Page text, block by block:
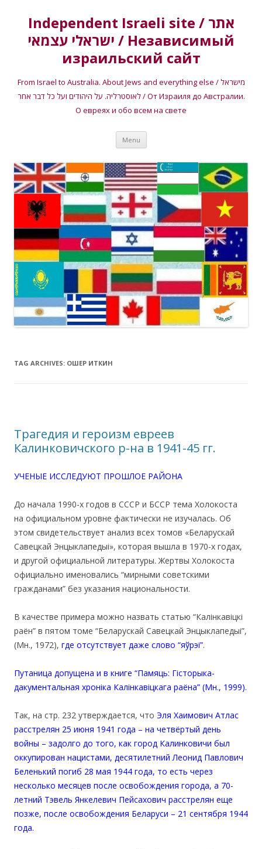
Independent Israeli site / אתר
ישראלי עצמאי / Независимый
израильский сайт
From Israel to Australia. About Jews and everything else / מישראל
לאוסטרליה. על היהודים ועל כל דבר אחר / От Израиля до Австралии.
О евреях и обо всем на свете
Menu Skip
content
TAG ARCHIVES: ОШЕР ИТКИН
Трагедия и героизм евреев
Калинковичского р-на в 1941-45 гг.
УЧЕНЫЕ ИССЛЕДУЮТ ПРОШЛОЕ РАЙОНА
До начала 1990-х годов в СССР и БССР тема Холокоста
на официальном уровне фактически не изучалась. Об
этом свидетельствует анализ всех томов «Беларускай
Савецкай Энцыклапедыі», которая вышла в 1970-х годах,
и другой официальной литературы. Жертвы Холокоста
официально именовались “мирными советскими
гражданами” без указания национальности.
В качестве примера можно назвать статью “Калінкавіцкі
раён” в пятом томе “Беларускай Савецкай Энцыклапедыі”,
(Мн., 1972), где отсутствует даже слово “яўрэі”.
Путаница допущена и в книге “Памяць: Гісторыка-
дакументальная хроніка Калінкавіцкага раёна” (Мн., 1999).
Так, на стр. 232 утверждается, что Эля Хаимович Атлас
расстрелян 25 июня 1941 года – на четвёртый день
войны – задолго до того, как город Калинковичи был
оккупирован нацистами, десятилетний Леонид Павлович
Беленький погиб 28 мая 1944 года, то есть через
несколько месяцев после освобождения города, а 70-
летний Тэвель Янкелевич Пейсахович расстрелян еще
позже, после освобождения Беларуси – 21 сентября 1944
года.